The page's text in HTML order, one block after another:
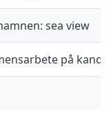
sea view
på